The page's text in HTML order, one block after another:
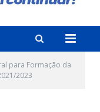
para Formação da
2023